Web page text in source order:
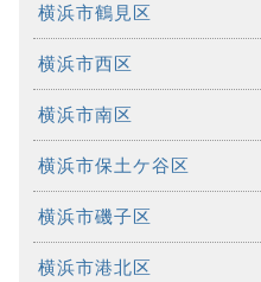
横浜市鶴見区
横浜市西区
横浜市南区
横浜市保土ケ谷区
横浜市磯子区
横浜市港北区